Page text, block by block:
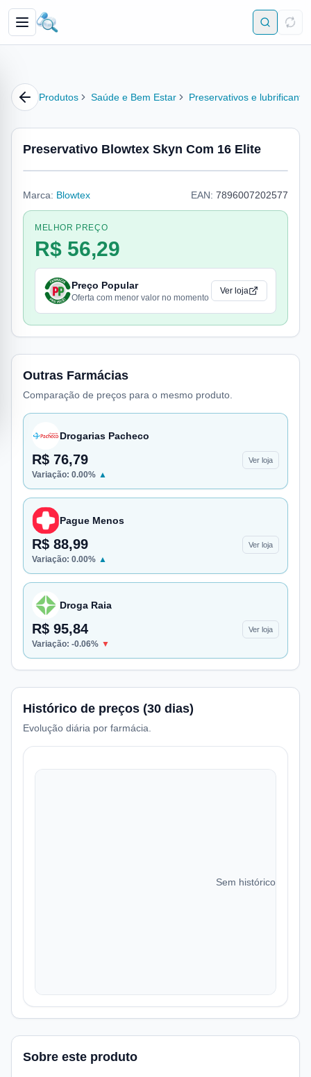
Produtos Saúde e Bem Estar Preservativos e
Preservativo Blowtex Skyn Com 16 Elite
Marca: Blowtex EAN: 7896007202577
MELHOR PREÇO
R$ 56,29
Preço Popular
Oferta com menor valor no momento
Ver loja
Outras Farmácias
Comparação de preços para o mesmo produto.
Drogarias Pacheco
R$ 76,79 Ver loja
Variação: 0.00% ▲
Pague Menos
R$ 88,99 Ver loja
Variação: 0.00% ▲
Droga Raia
R$ 95,84 Ver loja
Variação: -0.06% ▼
Histórico de preços (30 dias)
Evolução diária por farmácia.
Sem histórico de
Sobre este produto